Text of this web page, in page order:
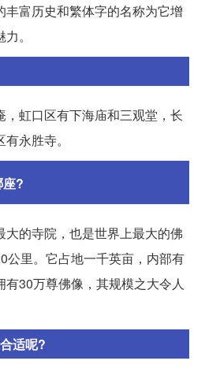
富历史和繁体字的名称为它增
。
虹口区有下海庙和三观堂，长
永胜寺。
?
的寺院，也是世界上最大的佛
公里。它占地一千英亩，内部有
30万尊佛像，其规模之大令人
适呢?